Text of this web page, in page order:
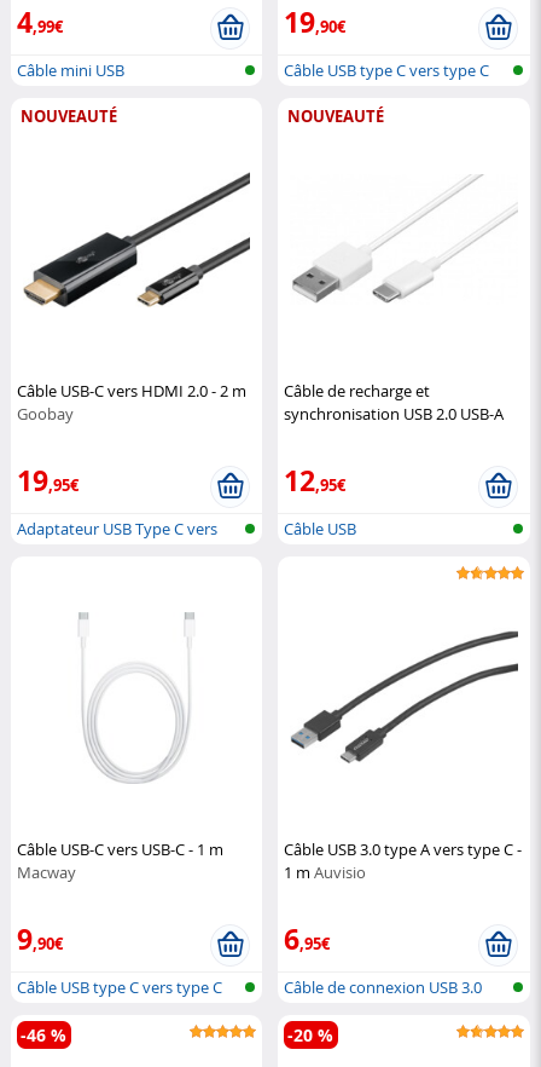
4,99€
Câble mini USB
19,90€
Câble USB type C vers type C
NOUVEAUTÉ
Câble USB-C vers HDMI 2.0 - 2 m
Goobay
19,95€
Adaptateur USB Type C vers
NOUVEAUTÉ
Câble de recharge et
synchronisation USB 2.0 USB-A
12,95€
Câble USB
Câble USB-C vers USB-C - 1 m
Macway
9,90€
Câble USB type C vers type C
Câble USB 3.0 type A vers type C -
1 mAuvisio
6,95€
Câble de connexion USB 3.0
USB-C ve...
-46 % -20 %